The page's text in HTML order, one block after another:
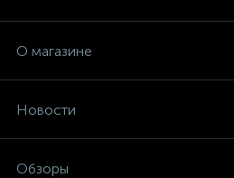
О магазине
Новости
Обзоры